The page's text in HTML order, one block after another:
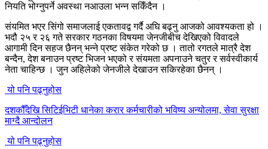
नियति भोग्नुपर्ने अवस्था नआउला भन्न सकिँदैन ।
संयमित भएर सिंगो समाजलाई एकतावद्व गर्दै अघि बढ्नु आजको आवश्यकता हो ।
भदौ २५ र २६ गते सरकार गठनका विषयमा जेनजीबीच देखिएको विवादले
आगामी दिन सहज छैनन् भन्ने प्रष्ट संकेत गरेको छ । तातो रगतले मात्रै देश
बन्दैन, देश बनाउन प्रष्ट भिजन भएको र संयमता अपनाउने चतुर र सर्वस्वीकार्य
नेता चाहिन्छ । जुन अहिलेको जेनजीले देखाउन सकिरहेका छैनन् ।
यो पनि पढ्नुहोस
दशकौँदेखि सिटिईभिटी धानेका करार कर्मचारीको भविष्य अन्योलमा, सेवा सुरक्षा
माग्दै आन्दोलन
यो पनि पढ्नुहोस